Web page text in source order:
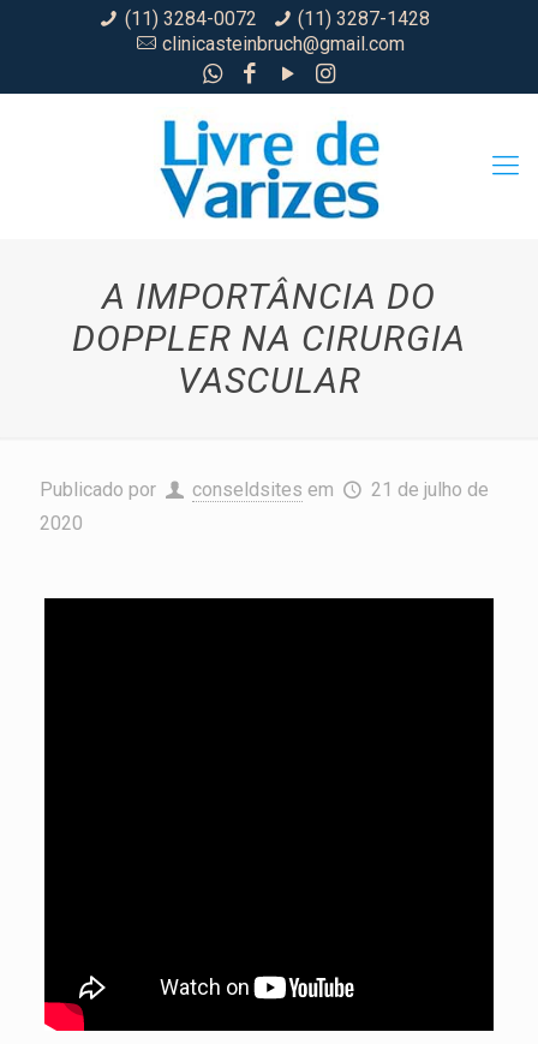
(11) 3284-0072
(11) 3287-1428
clinicasteinbruch@gmail.com
A IMPORTÂNCIA DO
DOPPLER NA CIRURGIA
VASCULAR
Publicado por conseldsites em
21 de julho de
2020